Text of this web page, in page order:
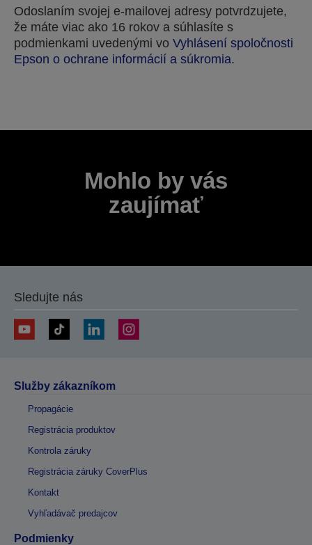
Odoslaním svojej e-mailovej adresy potvrdzujete,
že máte viac ako 16 rokov a súhlasíte s
podmienkami uvedenými vo Vyhlásení spoločnosti
Epson o ochrane informácií a súkromia.
Ďakujeme za odoslanie podania.
Mohlo by vás
zaujímať
Sledujte nás
Služby zákazníkom
Propagácie
Registrácia produktov
Kontrola záruky
Registrácia záruky CoverPlus
Kontakt
Vyhľadávač predajcov
Podmienky